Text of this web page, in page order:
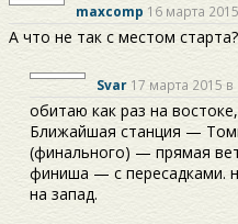
maxcomp 16 марта
А что не так с местом
Svar 17 марта 2015 в
обитаю как раз на
Ближайшая станция —
(финального) — прямая
финиша — с пересадками.
на запад.